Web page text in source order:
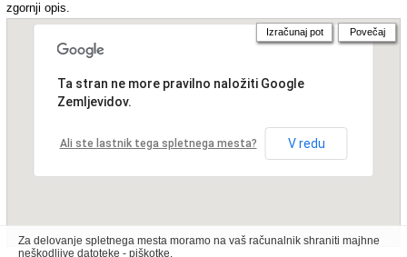
zgornji opis.
Ta stran ne more pravilno naložiti Google
Zemljevidov.
Ali ste lastnik tega spletnega mesta? V redu
Izračunaj pot Povečaj
Za delovanje spletnega mesta moramo na vaš računalnik shraniti majhne
neškodljive datoteke - piškotke.